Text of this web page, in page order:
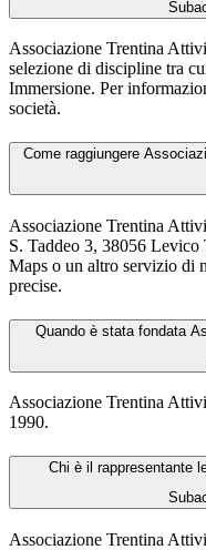
Associazione Trentina
selezione di discipline tra
Immersione. Per
società.
Come raggiungere
Associazione Trentina
S. Taddeo 3, 38056
Maps o un altro servizio di
precise.
Quando è stata fondata
Associazione Trentina
1990.
Chi è il rappresentante
Associazione Trentina